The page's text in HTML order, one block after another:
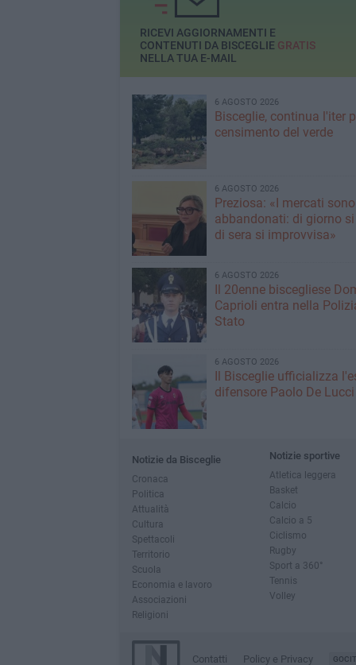
RICEVI AGGIORNAMENTI E
CONTENUTI DA BISCEGLIE GRATIS
NELLA TUA E-MAIL
6 AGOSTO 2026
Bisceglie, continua l'iter
censimento del verde
6 AGOSTO 2026
Preziosa: «I mercati sono
abbandonati: di giorno si
di sera si improvvisa»
6 AGOSTO 2026
Il 20enne biscegliese
Caprioli entra nella
Stato
6 AGOSTO 2026
Il Bisceglie ufficializza
difensore Paolo De Lucci
Notizie da Bisceglie
Cronaca
Politica
Attualità
Cultura
Spettacoli
Territorio
Scuola
Economia e lavoro
Associazioni
Religioni
Notizie sportive
Atletica leggera
Basket
Calcio
Calcio a 5
Ciclismo
Rugby
Sport a 360°
Tennis
Volley
Contatti Policy e Privacy